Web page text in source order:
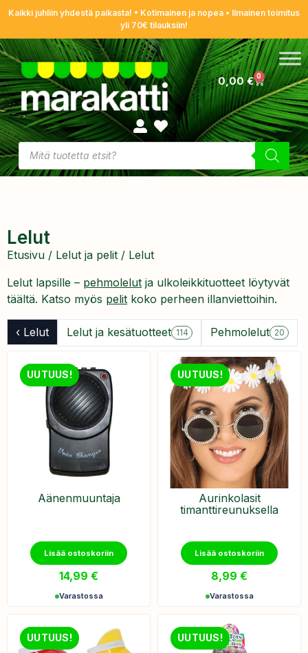
Kaikki juhliin yhdestä paikasta! • Kotimainen ja nopea • Ilmainen toimitus
yli 70€ tilauksiin!
0,00€ 0
Lelut
Etusivu / Lelut ja pelit / Lelut
Lelut lapsille – pehmolelut ja ulkoleikkituotteet löytyvät
täältä. Katso myös pelit koko perheen illanviettoihin.
‹ Lelut Lelut ja kesätuotteet 114 Pehmolelut 20
UUTUUS!
Äänenmuuntaja
Lisää ostoskoriin
14,99 €
Varastossa
UUTUUS!
Aurinkolasit
timanttireunuksella
Lisää ostoskoriin
8,99 €
Varastossa
UUTUUS! UUTUUS!